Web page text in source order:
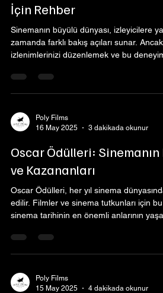
İçin Rehber
Sinemanın büyülü dünyası, izleyicilere
zamanda farklı bakış açıları sunar.
izlenimlerinizi düzenlemek ve bu
derinleşmesine yardımcı olurken,
edinmenizi sağlar. Bu yazıda, film
Poly Films
16 May 2025
3 dakikada okunur
Oscar Ödülleri: Sinemanın
ve Kazananları
Oscar Ödülleri, her yıl sinema
edilir. Filmler ve sinema tutkunları için bu
sinema tarihinin en önemli anlarının
genelinde milyonlarca insan tarafından
şehirlerde düzenlenen film festivalleri
Poly Films
15 May 2025
4 dakikada okunur